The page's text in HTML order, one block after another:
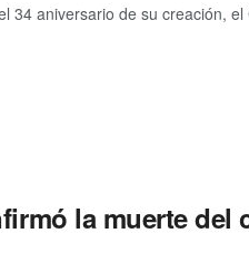
34 aniversario de su creación,
la muerte del